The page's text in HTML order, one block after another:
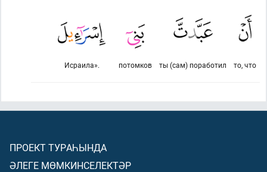
то, что
ты (сам) поработил
потомков
Исраила».
ПРОЕКТ ТУРАҺЫНДА
ӘЛЕГЕ МӨМКИНСЕЛЕКТӘР